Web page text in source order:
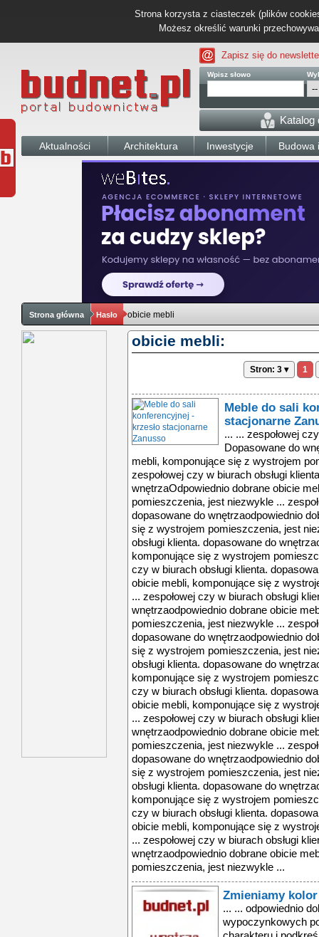
Strona korzysta z ciasteczek (plików
Możesz określić warunki
Zapisz się do
Wpisz słowo
Katalog
Aktualności Architektura Inwestycje Budowa
Strona główna Hasło obicie mebli
obicie mebli:
Stron: 3 ▾ 1
Meble do sali
stacjonarne
... ... zespołowej
Dopasowane do
mebli, komponujące się z wystrojem
zespołowej czy w biurach obsługi
wnętrzaOdpowiednio dobrane obicie
pomieszczenia, jest niezwykle ...
dopasowane do wnętrzaodpowiednio
się z wystrojem pomieszczenia, jest
obsługi klienta. dopasowane do
komponujące się z wystrojem
czy w biurach obsługi klienta.
obicie mebli, komponujące się z
... zespołowej czy w biurach obsługi
wnętrzaodpowiednio dobrane obicie
pomieszczenia, jest niezwykle ...
dopasowane do wnętrzaodpowiednio
się z wystrojem pomieszczenia, jest
obsługi klienta. dopasowane do
komponujące się z wystrojem
czy w biurach obsługi klienta.
obicie mebli, komponujące się z
... zespołowej czy w biurach obsługi
wnętrzaodpowiednio dobrane obicie
pomieszczenia, jest niezwykle ...
dopasowane do wnętrzaodpowiednio
się z wystrojem pomieszczenia, jest
obsługi klienta. dopasowane do
komponujące się z wystrojem
czy w biurach obsługi klienta.
obicie mebli, komponujące się z
... zespołowej czy w biurach obsługi
wnętrzaodpowiednio dobrane obicie
pomieszczenia, jest niezwykle ...
Zmieniamy
... ... odpowiednio
wypoczynkowych